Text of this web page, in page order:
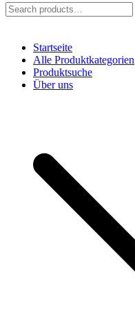
for:
Startseite
Alle Produktkategorien
Produktsuche
Über uns